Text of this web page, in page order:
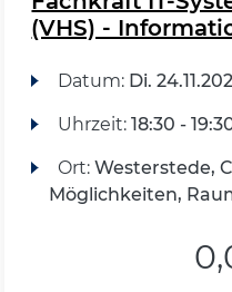
(VHS) -
Datum: Di.
Uhrzeit: 18:30 -
Ort: Westerstede,
Möglichkeiten,